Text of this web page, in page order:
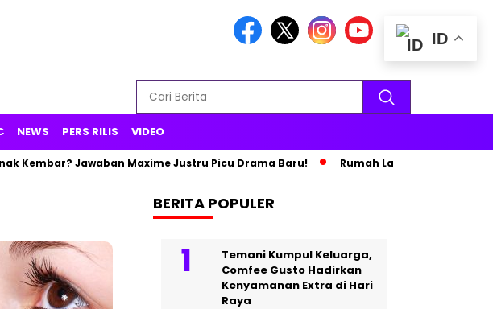
NEWS PERS RILIS VIDEO
Kembar? Jawaban Maxime Justru Picu Drama Baru! Rumah Lama Terbakar,
BERITA POPULER
Temani Kumpul Keluarga,
Comfee Gusto Hadirkan
Kenyamanan Extra di Hari
Raya
ID